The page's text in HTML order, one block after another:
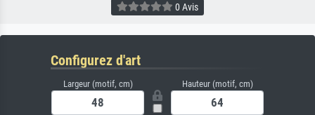
0 Avis
Configurez d'art
Largeur (motif, cm) Hauteur (motif, cm)